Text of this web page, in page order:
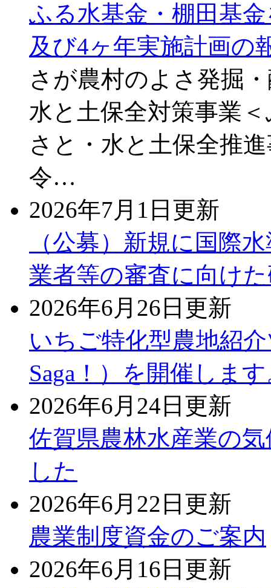
ふる水基金・棚田基
及び4ヶ年実施計画の
さが農村のよさ発掘
水と土保全対策事業
さと・水と土保全推
令…
2026年7月1日更新
（公募）新規に国際
業者等の審査に向け
2026年6月26日更新
いちご特化型農地紹介
Saga！）を開催しま
2026年6月24日更新
佐賀県農林水産業の
した
2026年6月22日更新
農業制度資金のご案内
2026年6月16日更新